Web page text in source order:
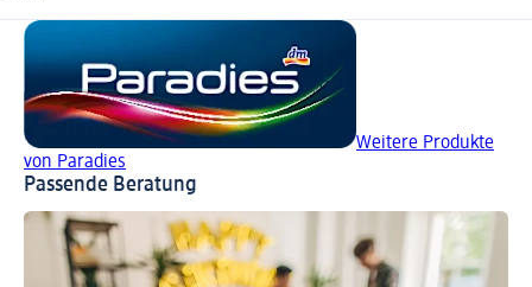
Weitere Produkte
von Paradies
Passende Beratung